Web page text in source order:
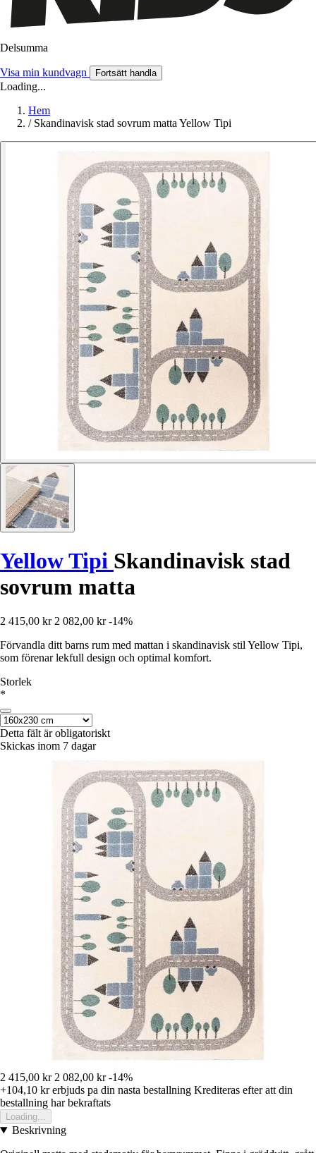
Delsumma
Visa min kundvagn Fortsätt handla
Loading...
Hem
/ Skandinavisk stad sovrum matta Yellow Tipi
Yellow Tipi Skandinavisk stad
sovrum matta
2 415,00 kr 2 082,00 kr -14%
Förvandla ditt barns rum med mattan i skandinavisk stil Yellow Tipi,
som förenar lekfull design och optimal komfort.
Storlek
*
Detta fält är obligatoriskt
Skickas inom 7 dagar
2 415,00 kr 2 082,00 kr -14%
+104,10 krerbjuds pa din nasta bestallning Krediteras efter att din
bestallning har bekraftats
Loading...
Beskrivning